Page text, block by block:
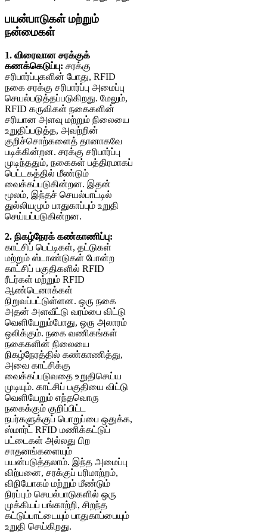
பயன்பாடுகள் மற்றும்
நன்மைகள்
1. விரைவான சரக்குக்
கணக்கெடுப்பு: சரக்கு
சரிபார்ப்புகளின் போது, ​​RFID
நகை சரக்கு சரிபார்ப்பு அமைப்பு
செயல்படுத்தப்படுகிறது. மேலும்,
RFID கருவிகள் நகைகளின்
சரியான அளவு மற்றும் நிலையை
உறுதிப்படுத்த, அவற்றின்
குறிச்சொற்களைத் தானாகவே
படிக்கின்றன. சரக்கு சரிபார்ப்பு
முடிந்ததும், நகைகள் பத்திரமாகப்
பெட்டகத்தில் மீண்டும்
வைக்கப்படுகின்றன. இதன்
மூலம், இந்தச் செயல்பாட்டில்
துல்லியமும் பாதுகாப்பும் உறுதி
செய்யப்படுகின்றன.
2. நிகழ்நேரக் கண்காணிப்பு:
காட்சிப் பெட்டிகள், தட்டுகள்
மற்றும் ஸ்டாண்டுகள் போன்ற
காட்சிப் பகுதிகளில் RFID
ரீடர்கள் மற்றும் RFID
ஆண்டெனாக்கள்
நிறுவப்பட்டுள்ளன. ஒரு நகை
அதன் அளவீட்டு வரம்பை விட்டு
வெளியேறும்போது, ​​ஒரு அலாரம்
ஒலிக்கும். நகை வணிகங்கள்
நகைகளின் நிலையை
நிகழ்நேரத்தில் கண்காணித்து,
அவை காட்சிக்கு
வைக்கப்படுவதை உறுதிசெய்ய
முடியும். காட்சிப் பகுதியை விட்டு
வெளியேறும் எந்தவொரு
நகைக்கும் குறிப்பிட்ட
நபர்களுக்குப் பொறுப்பை ஒதுக்க,
ஸ்மார்ட் RFID மணிக்கட்டுப்
பட்டைகள் அல்லது பிற
சாதனங்களையும்
பயன்படுத்தலாம். இந்த அமைப்பு
விற்பனை, சரக்குப் பரிமாற்றம்,
விநியோகம் மற்றும் மீண்டும்
நிரப்பும் செயல்பாடுகளில் ஒரு
முக்கியப் பங்காற்றி, சிறந்த
கட்டுப்பாட்டையும் பாதுகாப்பையும்
உறுதி செய்கிறது.